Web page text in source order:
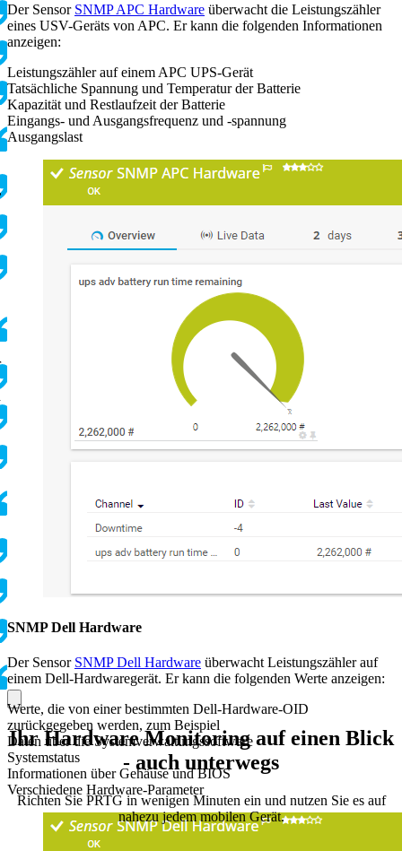
Der Sensor SNMP APC Hardware überwacht die Leistungszähler
eines USV-Geräts von APC. Er kann die folgenden Informationen
anzeigen:
Leistungszähler auf einem APC UPS-Gerät
Tatsächliche Spannung und Temperatur der Batterie
Kapazität und Restlaufzeit der Batterie
Eingangs- und Ausgangsfrequenz und -spannung
Ausgangslast
SNMP Dell Hardware
Der Sensor SNMP Dell Hardware überwacht Leistungszähler auf
einem Dell-Hardwaregerät. Er kann die folgenden Werte anzeigen:
Werte, die von einer bestimmten Dell-Hardware-OID
zurückgegeben werden, zum Beispiel
Daten über die Systemverwaltungssoftware
Systemstatus
Informationen über Gehäuse und BIOS
Verschiedene Hardware-Parameter
Ihr Hardware Monitoring auf einen Blick
- auch unterwegs
Richten Sie PRTG in wenigen Minuten ein und nutzen Sie es auf
nahezu jedem mobilen Gerät.